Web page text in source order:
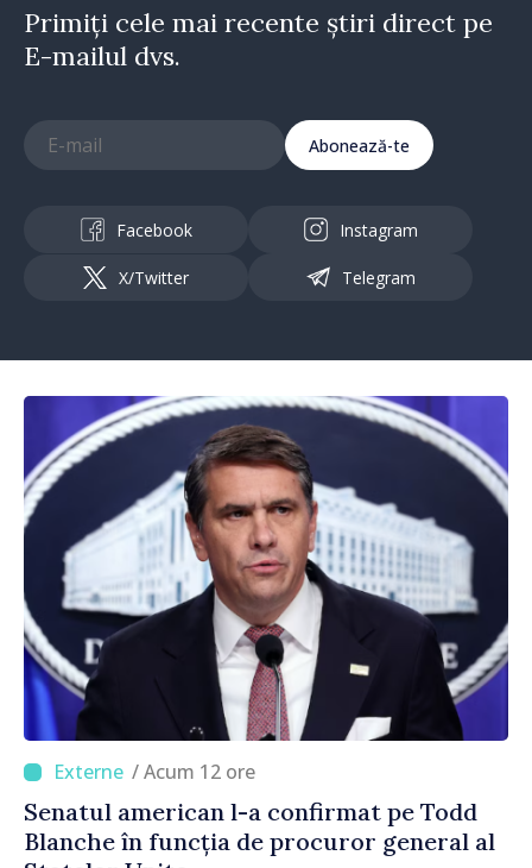
Primiți cele mai recente știri direct pe
E-mailul dvs.
Abonează-te
Facebook Instagram
X/Twitter Telegram
/ Acum 12 ore
Senatul american l-a confirmat pe Todd
Blanche în funcția de procuror general al